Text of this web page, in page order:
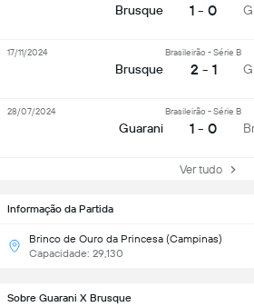
Informação da Partida
Brinco de Ouro da Princesa (Campinas)
Capacidade: 29,130
Brusque 1 - 0
Brusque
Brasileirão - Série B
2 - 1
17/11/2024
Guarani
Brasileirão - Série B
1 - 0
28/07/2024
Ver tudo
Sobre Guarani X Brusque